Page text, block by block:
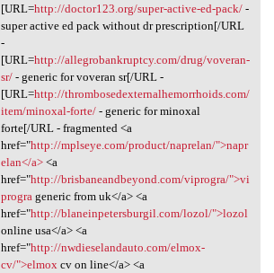
[URL=http://doctor123.org/super-active-ed-pack/-
super active ed pack without dr prescription[/URL
-
[URL=http://allegrobankruptcy.com/drug/voveran-
sr/- generic for voveran sr[/URL -
[URL=http://thrombosedexternalhemorrhoids.com/
item/minoxal-forte/- generic for minoxal
forte[/URL - fragmented <a
href="http://mplseye.com/product/naprelan/">napr
elan</a><a
href="http://brisbaneandbeyond.com/viprogra/">vi
progrageneric from uk</a> <a
href="http://blaneinpetersburgil.com/lozol/">lozol
online usa</a> <a
href="http://nwdieselandauto.com/elmox-
cv/">elmoxcv on line</a> <a